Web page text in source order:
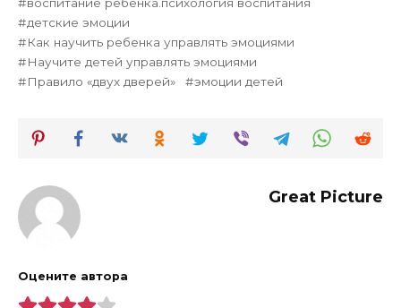
детские эмоции
Как научить ребенка управлять эмоциями
Научите детей управлять эмоциями
Правило «двух дверей»
эмоции детей
Great Picture
Оцените автора